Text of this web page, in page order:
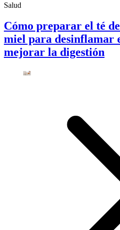
Salud
Cómo preparar el té
miel para desinflamar
mejorar la digestión